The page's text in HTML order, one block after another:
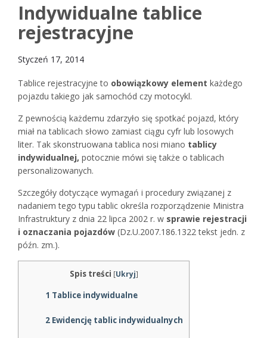
Indywidualne tablice
rejestracyjne
Styczeń 17, 2014
Tablice rejestracyjne to obowiązkowy element każdego
pojazdu takiego jak samochód czy motocykl.
Z pewnością każdemu zdarzyło się spotkać pojazd, który
miał na tablicach słowo zamiast ciągu cyfr lub losowych
liter. Tak skonstruowana tablica nosi miano tablicy
indywidualnej, potocznie mówi się także o tablicach
personalizowanych.
Szczegóły dotyczące wymagań i procedury związanej z
nadaniem tego typu tablic określa rozporządzenie Ministra
Infrastruktury z dnia 22 lipca 2002 r. w sprawie rejestracji
i oznaczania pojazdów (Dz.U.2007.186.1322 tekst jedn. z
późn. zm.).
Spis treści [Ukryj]
1 Tablice indywidualne
2 Ewidencję tablic indywidualnych